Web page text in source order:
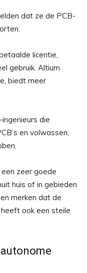
dat ze de PCB-
licentie,
gebruik. Altium
biedt meer
die
en volwassen,
zeer goede
huis of in gebieden
merken dat de
ook een steile